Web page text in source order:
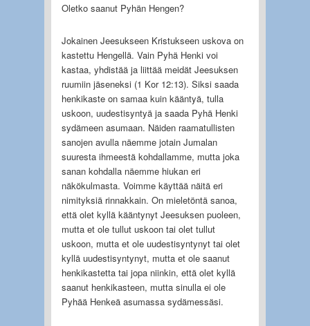
Oletko saanut Pyhän Hengen?
Jokainen Jeesukseen Kristukseen uskova on
kastettu Hengellä. Vain Pyhä Henki voi
kastaa, yhdistää ja liittää meidät Jeesuksen
ruumiin jäseneksi (1 Kor 12:13). Siksi saada
henkikaste on samaa kuin kääntyä, tulla
uskoon, uudestisyntyä ja saada Pyhä Henki
sydämeen asumaan. Näiden raamatullisten
sanojen avulla näemme jotain Jumalan
suuresta ihmeestä kohdallamme, mutta joka
sanan kohdalla näemme hiukan eri
näkökulmasta. Voimme käyttää näitä eri
nimityksiä rinnakkain. On mieletöntä sanoa,
että olet kyllä kääntynyt Jeesuksen puoleen,
mutta et ole tullut uskoon tai olet tullut
uskoon, mutta et ole uudestisyntynyt tai olet
kyllä uudestisyntynyt, mutta et ole saanut
henkikastetta tai jopa niinkin, että olet kyllä
saanut henkikasteen, mutta sinulla ei ole
Pyhää Henkeä asumassa sydämessäsi.